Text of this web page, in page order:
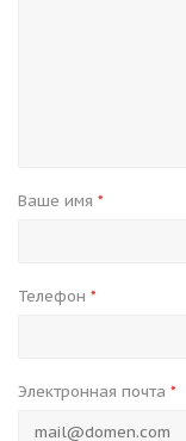
Ваше имя *
Телефон *
Электронная почта *